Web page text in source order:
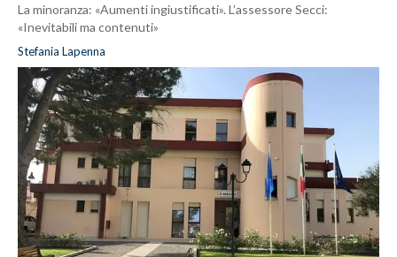
La minoranza: «Aumenti ingiustificati». L’assessore Secci:
«Inevitabili ma contenuti»
Stefania Lapenna